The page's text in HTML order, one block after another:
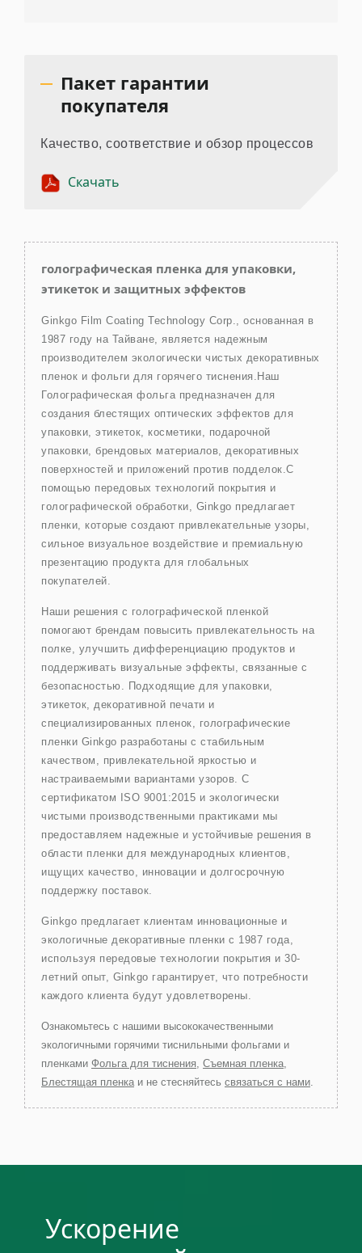
Пакет гарантии
покупателя
Качество, соответствие и обзор процессов
Скачать
голографическая пленка для упаковки,
этикеток и защитных эффектов
Ginkgo Film Coating Technology Corp., основанная в
1987 году на Тайване, является надежным
производителем экологически чистых декоративных
пленок и фольги для горячего тиснения.Наш
Голографическая фольга предназначен для
создания блестящих оптических эффектов для
упаковки, этикеток, косметики, подарочной
упаковки, брендовых материалов, декоративных
поверхностей и приложений против подделок.С
помощью передовых технологий покрытия и
голографической обработки, Ginkgo предлагает
пленки, которые создают привлекательные узоры,
сильное визуальное воздействие и премиальную
презентацию продукта для глобальных
покупателей.
Наши решения с голографической пленкой
помогают брендам повысить привлекательность на
полке, улучшить дифференциацию продуктов и
поддерживать визуальные эффекты, связанные с
безопасностью. Подходящие для упаковки,
этикеток, декоративной печати и
специализированных пленок, голографические
пленки Ginkgo разработаны с стабильным
качеством, привлекательной яркостью и
настраиваемыми вариантами узоров. С
сертификатом ISO 9001:2015 и экологически
чистыми производственными практиками мы
предоставляем надежные и устойчивые решения в
области пленки для международных клиентов,
ищущих качество, инновации и долгосрочную
поддержку поставок.
Ginkgo предлагает клиентам инновационные и
экологичные декоративные пленки с 1987 года,
используя передовые технологии покрытия и 30-
летний опыт, Ginkgo гарантирует, что потребности
каждого клиента будут удовлетворены.
Ознакомьтесь с нашими высококачественными
экологичными горячими тиснильными фольгами и
пленками Фольга для тиснения Съемная пленка
Блестящая пленка и не стесняйтесь связаться с нами
Ускорение